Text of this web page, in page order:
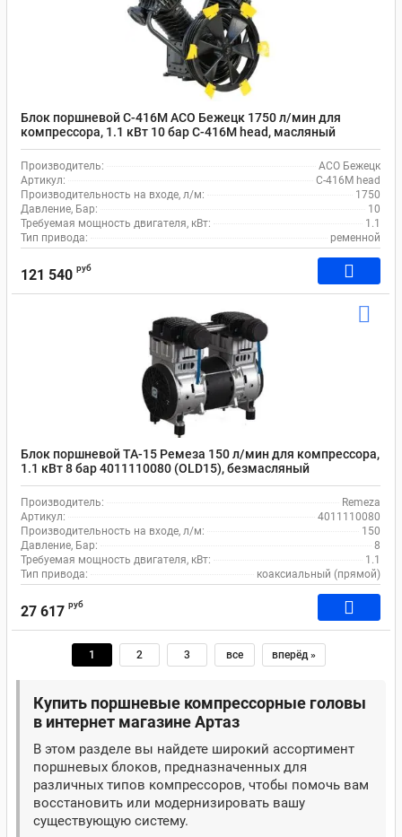
Блок поршневой С-416М АСО Бежецк 1750 л/мин для
компрессора, 1.1 кВт 10 бар С-416М head, масляный
Производитель:
АСО Бежецк
Артикул:
С-416М head
Производительность на входе, л/м:
1750
Давление, Бар:
10
Требуемая мощность двигателя, кВт:
1.1
Тип привода:
ременной
121 540 руб
Блок поршневой ТА-15 Ремеза 150 л/мин для компрессора,
1.1 кВт 8 бар 4011110080 (OLD15), безмасляный
Производитель:
Remeza
Артикул:
4011110080
Производительность на входе, л/м:
150
Давление, Бар:
8
Требуемая мощность двигателя, кВт:
1.1
Тип привода:
коаксиальный (прямой)
27 617 руб
1 2 3 все вперёд »
Купить поршневые компрессорные головы
в интернет магазине Артаз
В этом разделе вы найдете широкий ассортимент
поршневых блоков, предназначенных для
различных типов компрессоров, чтобы помочь вам
восстановить или модернизировать вашу
существующую систему.